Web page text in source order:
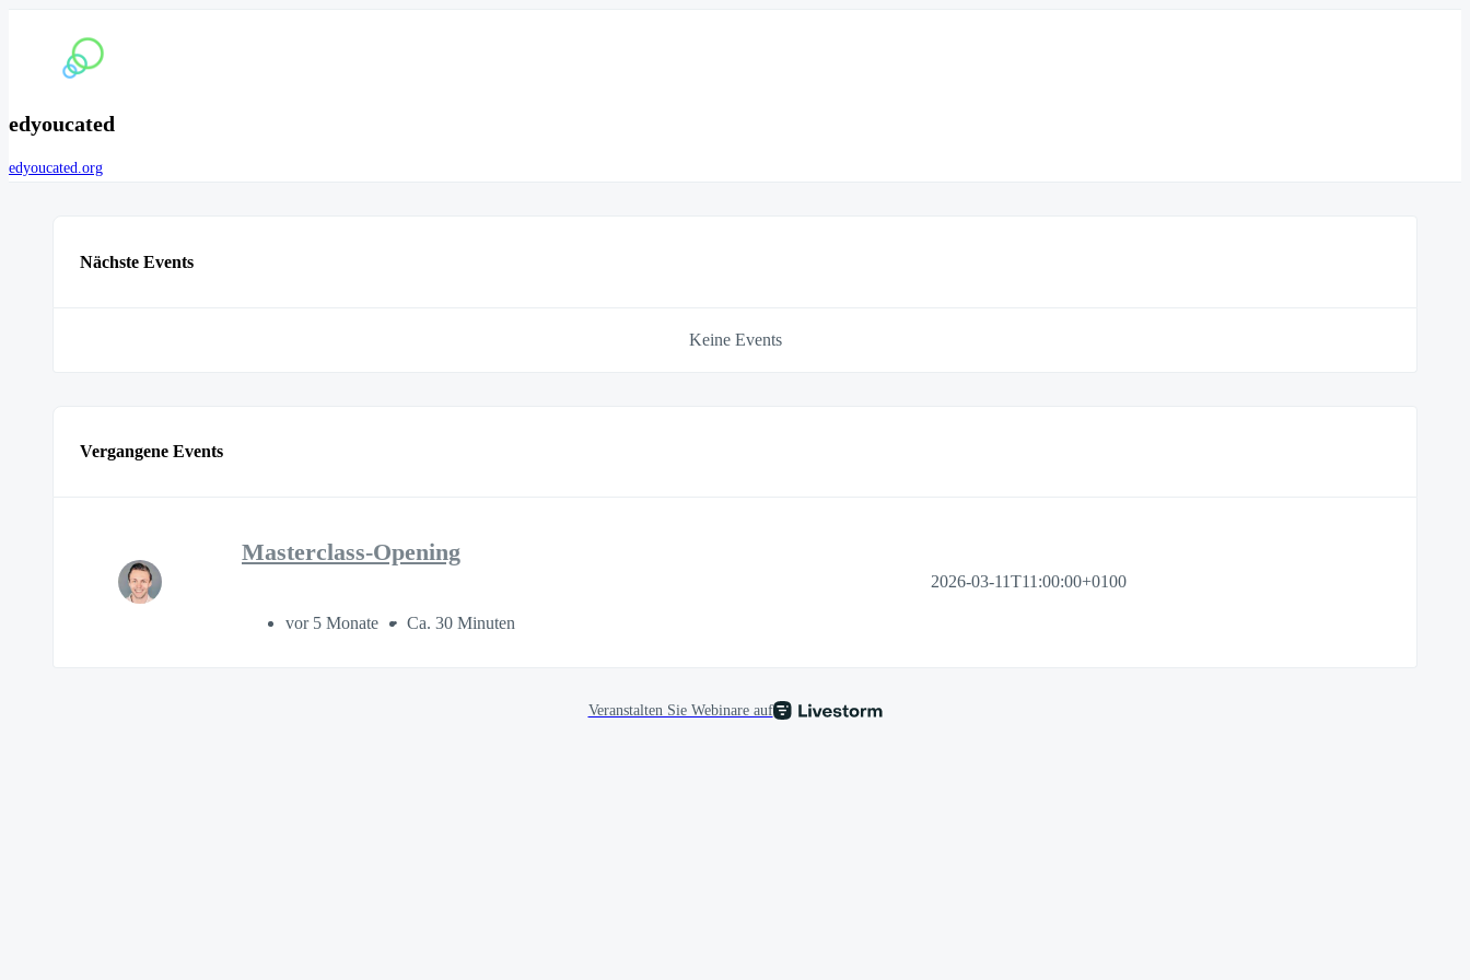
edyoucated
edyoucated.org
Nächste Events
Keine Events
Vergangene Events
Masterclass-Opening
vor 5 Monate Ca. 30 Minuten
2026-03-11T11:00:00+0100
Veranstalten Sie Webinare auf